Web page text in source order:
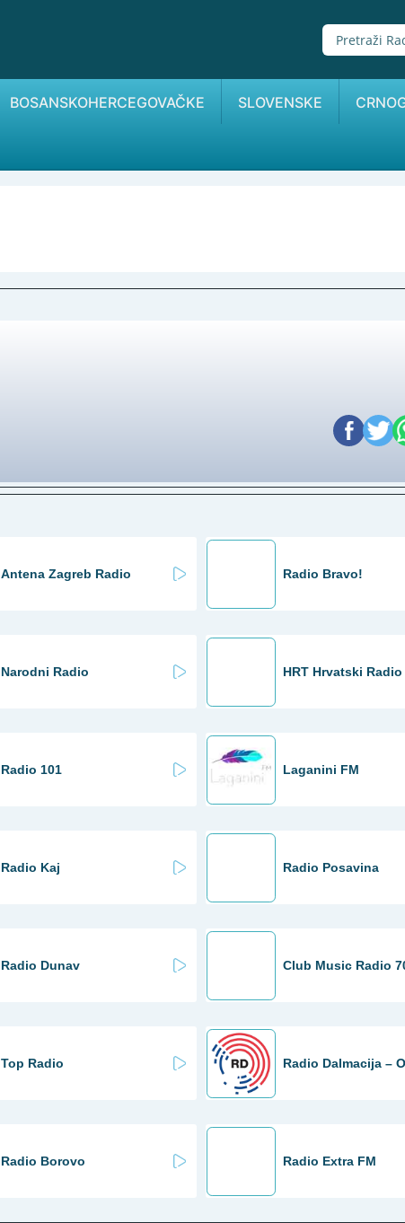
BOSANSKOHERCEGOVAČKE SLOVENSKE
Antena Zagreb Radio Radio Bravo!
Narodni Radio HRT Hrvatski Radio
Radio 101 Laganini FM
Radio Kaj Radio Posavina
Radio Dunav Club Music Radio
Top Radio Radio Dalmacija –
Radio Borovo Radio Extra FM